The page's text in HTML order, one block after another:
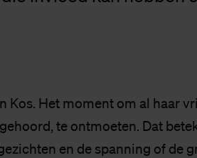
Kos. Het moment om al haar
te ontmoeten. Dat
en de spanning of de